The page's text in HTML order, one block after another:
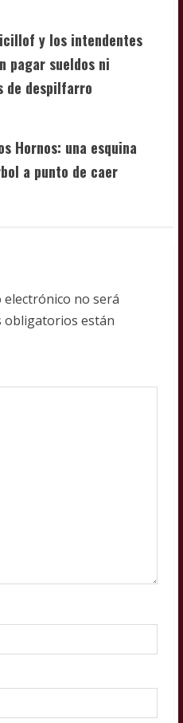
y los intendentes
pagar sueldos ni
de despilfarro
Hornos: una esquina
a punto de caer
no será
obligatorios están